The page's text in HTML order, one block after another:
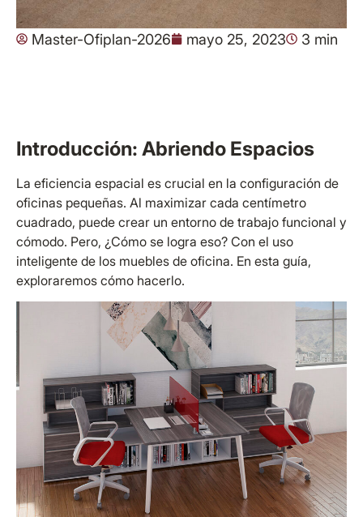
Master-Ofiplan-2026 mayo 25, 2023 3 min
Introducción: Abriendo Espacios
La eficiencia espacial es crucial en la configuración de
oficinas pequeñas. Al maximizar cada centímetro
cuadrado, puede crear un entorno de trabajo funcional y
cómodo. Pero, ¿Cómo se logra eso? Con el uso
inteligente de los muebles de oficina. En esta guía,
exploraremos cómo hacerlo.